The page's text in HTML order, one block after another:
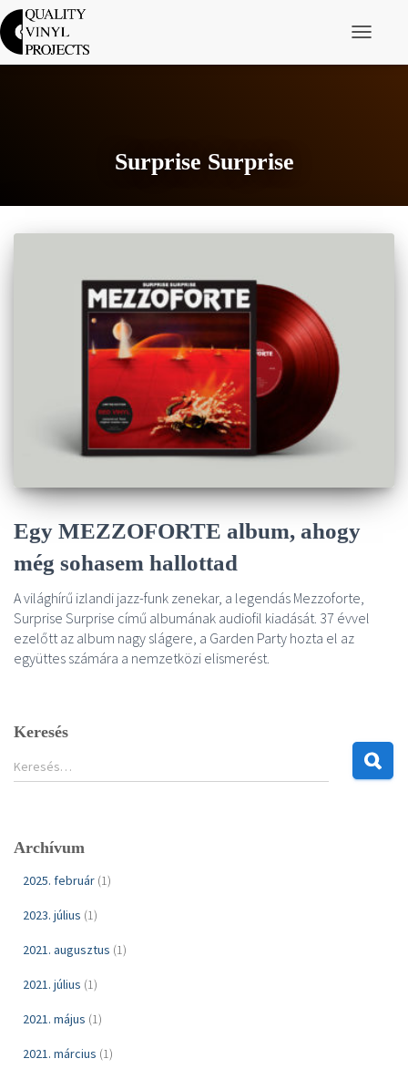
Surprise Surprise
Egy MEZZOFORTE album, ahogy
még sohasem hallottad
A világhírű izlandi jazz-funk zenekar, a legendás Mezzoforte,
Surprise Surprise című albumának audiofil kiadását. 37 évvel
ezelőtt az album nagy slágere, a Garden Party hozta el az
együttes számára a nemzetközi elismerést.
Keresés
e
é
Keresés…
Archívum
2025. február (1)
2023. július (1)
2021. augusztus (1)
2021. július (1)
2021. május (1)
2021. március (1)